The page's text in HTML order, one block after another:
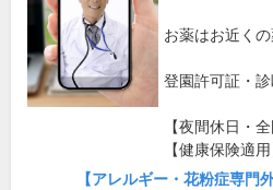
お薬はお近く
登園許可証・
【夜間休日・
【健康保険適用
【アレルギー・花粉症専門